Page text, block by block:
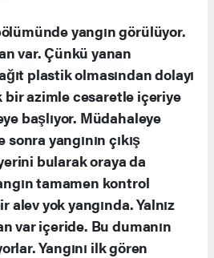
yangın görülüyor.
var. Çünkü yanan
plastik olmasından dolayı
azimle cesaretle içeriye
başlıyor. Müdahaleye
yangının çıkış
bularak oraya da
tamamen kontrol
alev yok yangında. Yalnız
var içeride. Bu dumanın
Yangını ilk gören